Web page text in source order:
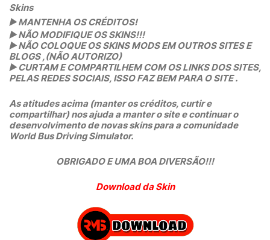
Skins
▶️MANTENHA OS CRÉDITOS!
▶️NÃO MODIFIQUE OS SKINS!!!
▶️NÃO COLOQUE OS SKINS MODS EM OUTROS SITES E
BLOGS ,(NÃO AUTORIZO)
▶️CURTAM E COMPARTILHEM COM OS LINKS DOS SITES,
PELAS REDES SOCIAIS, ISSO FAZ BEM PARA O SITE .
As atitudes acima (manter os créditos, curtir e
compartilhar) nos ajuda a manter o site e continuar o
desenvolvimento de novas skins para a comunidade
World Bus Driving Simulator.
OBRIGADO E UMA BOA DIVERSÃO!!!
Download da Skin